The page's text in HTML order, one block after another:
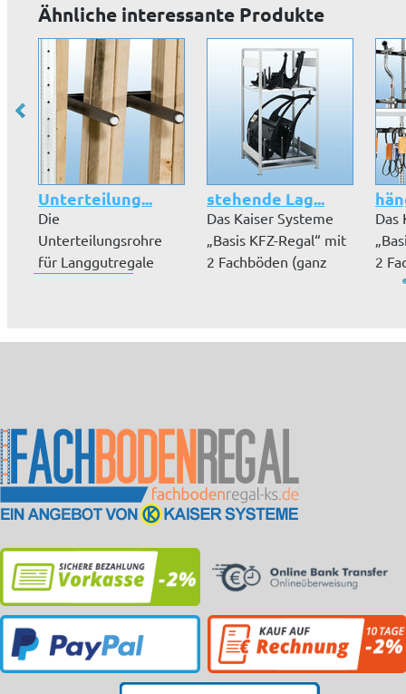
Ähnliche interessante Produkte
Unterteilung...
Die
Unterteilungsrohre
für Langgutregale
stehende Lag...
Das Kaiser Systeme
„Basis KFZ-Regal“ mit
2 Fachböden (ganz
Das
2